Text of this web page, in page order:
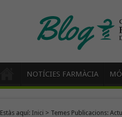
NOTÍCIES FARMÀCIA
Estàs aquí: Inici > Temes Publicacions: